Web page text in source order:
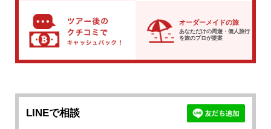
オーダーメイドの旅
あなただけの周遊・個人旅行
を旅のプロが提案
LINEで相談